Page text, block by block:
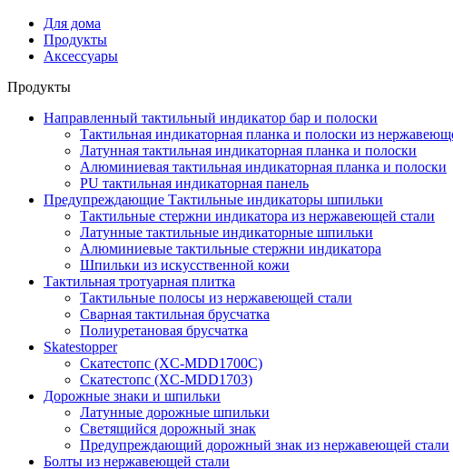
Для дома
Продукты
Аксессуары
Продукты
Направленный тактильный индикатор бар и полоски
Тактильная индикаторная планка и полоски из
Латунная тактильная индикаторная планка и полоски
Алюминиевая тактильная индикаторная планка и полоски
PU тактильная индикаторная панель
Предупреждающие Тактильные индикаторы шпильки
Тактильные стержни индикатора из нержавеющей стали
Латунные тактильные индикаторные шпильки
Алюминиевые тактильные стержни индикатора
Шпильки из искусственной кожи
Тактильная тротуарная плитка
Тактильные полосы из нержавеющей стали
Сварная тактильная брусчатка
Полиуретановая брусчатка
Skatestopper
Скатестопс (XC-MDD1700C)
Скатестопс (XC-MDD1703)
Дорожные знаки и шпильки
Латунные дорожные шпильки
Светящийся дорожный знак
Предупреждающий дорожный знак из нержавеющей стали
Болты из нержавеющей стали